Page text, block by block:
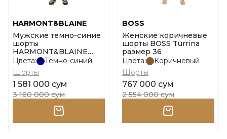
HARMONT&BLAINE
Мужские темно-синие
шорты
HARMONT&BLAINE
Bermuda Con Tasoni
размер 46
Цвета:
Темно-синий
Шорты
1 581 000 сум
3 160 000 сум
BOSS
Женские коричневые
шорты BOSS Turrina
размер 36
Цвета:
Коричневый
Шорты
767 000 сум
2 554 000 сум